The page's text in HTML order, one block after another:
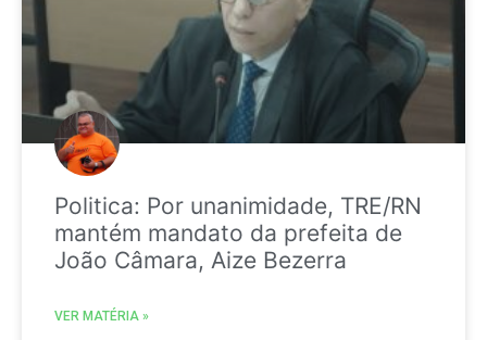
Politica: Por unanimidade, TRE/RN
mantém mandato da prefeita de
João Câmara, Aize Bezerra
VER MATÉRIA »